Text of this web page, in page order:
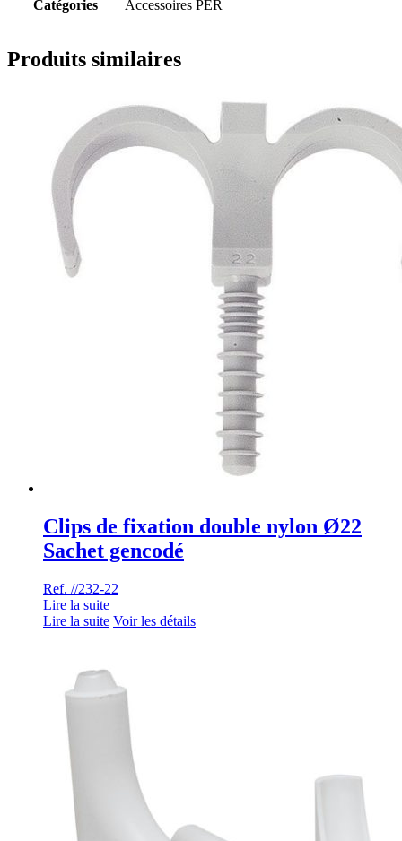
Catégories Accessoires PER
Produits similaires
Clips de fixation double nylon Ø22
Sachet gencodé
Ref. //232-22
Lire la suite
Lire la suite Voir les détails